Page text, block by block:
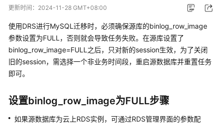
产
品
介
绍
计
说
更新时间： 2024-11-28 GMT+08:00
使用DRS进行MySQL迁移时，必须确保源库的binlog_row_image
参数设置为FULL，否则就会导致任务失败。在源库设置了
binlog_row_image=FULL之后，只对新的session生效，为了关闭
旧的session，需选择一个非业务时间段，重启源数据库并重置任务
即可。
设置binlog_row_image为FULL步骤
如果源数据库为云上RDS实例，可通过RDS管理界面的参数配